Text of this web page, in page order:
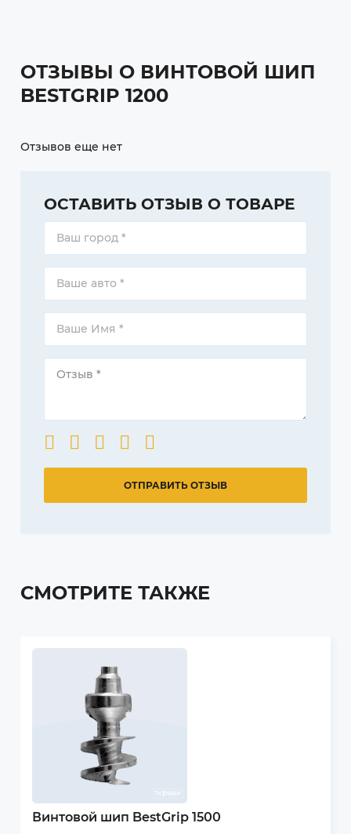
ОСТАВИТЬ ОТЗЫВ О ТОВАРЕ
ОТЗЫВЫ О ВИНТОВОЙ ШИП
BESTGRIP 1200
Отзывов еще нет
СМОТРИТЕ ТАКЖЕ
Винтовой шип BestGrip 1500